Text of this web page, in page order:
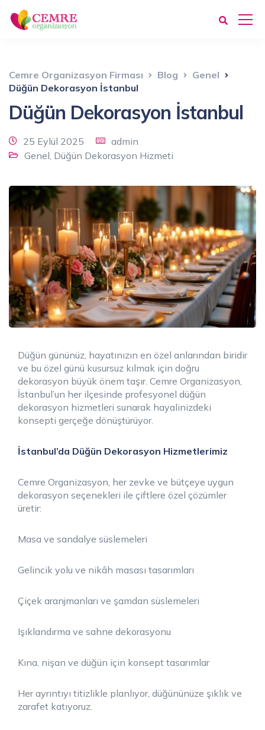
Cemre Organizasyon Firması Blog
Genel
Düğün Dekorasyon İstanbul
Düğün Dekorasyon İstanbul
25 Eylül 2025
admin
Genel, Düğün Dekorasyon Hizmeti
Düğün gününüz, hayatınızın en özel anlarından biridir
ve bu özel günü kusursuz kılmak için doğru
dekorasyon büyük önem taşır. Cemre Organizasyon,
İstanbul’un her ilçesinde profesyonel düğün
dekorasyon hizmetleri sunarak hayalinizdeki
konsepti gerçeğe dönüştürüyor.
İstanbul’da Düğün Dekorasyon Hizmetlerimiz
Cemre Organizasyon, her zevke ve bütçeye uygun
dekorasyon seçenekleri ile çiftlere özel çözümler
üretir:
Masa ve sandalye süslemeleri
Gelincik yolu ve nikâh masası tasarımları
Çiçek aranjmanları ve şamdan süslemeleri
Işıklandırma ve sahne dekorasyonu
Kına, nişan ve düğün için konsept tasarımlar
Her ayrıntıyı titizlikle planlıyor, düğününüze şıklık ve
zarafet katıyoruz.